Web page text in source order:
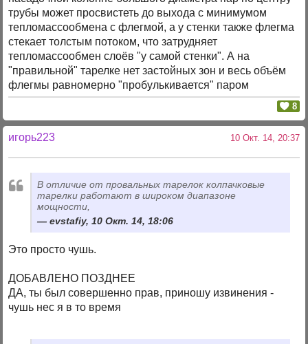
трубы может просвистеть до выхода с минимумом
тепломассообмена с флегмой, а у стенки также флегма
стекает толстым потоком, что затрудняет
тепломассообмен слоёв "у самой стенки". А на
"правильной" тарелке нет застойных зон и весь объём
флегмы равномерно "пробулькивается" паром
8
игорь223 10 Окт. 14, 20:37
В отличие от провальных тарелок колпачковые
тарелки работают в широком диапазоне
мощности,
evstafiy, 10 Окт. 14, 18:06
Это просто чушь.
ДОБАВЛЕНО ПОЗДНЕЕ
ДА, ты был совершенно прав, приношу извинения -
чушь нес я в то время